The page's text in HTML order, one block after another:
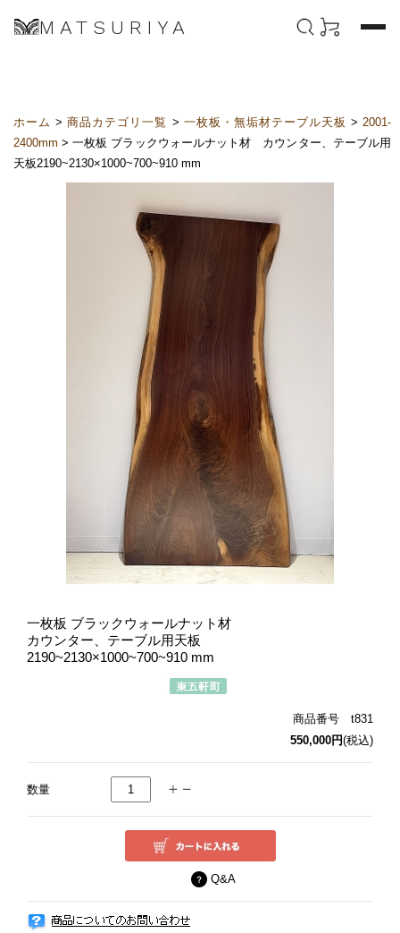
MATSURIYA
ホーム >商品カテゴリ一覧 > 一枚板・無垢材テーブル天板 >2001-
2400mm > 一枚板 ブラックウォールナット材 カウンター、テーブル用
天板2190~2130×1000~700~910 mm
一枚板 ブラックウォールナット材
カウンター、テーブル用天板
2190~2130×1000~700~910 mm
商品番号 t831
550,000円(税込)
数量
Q&A